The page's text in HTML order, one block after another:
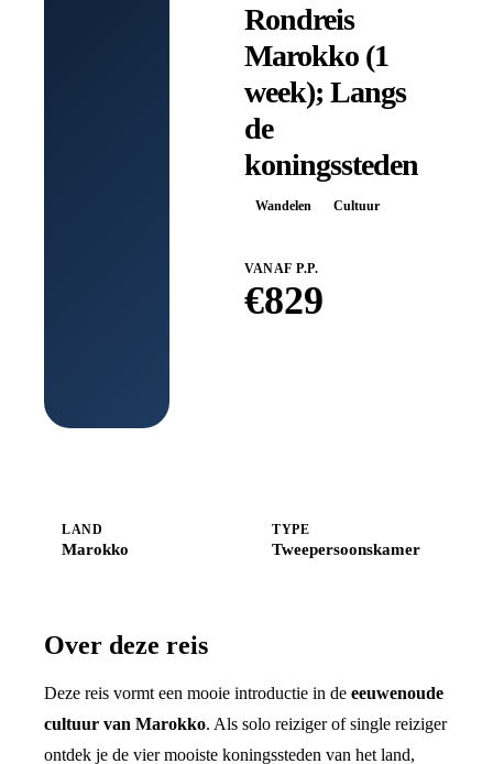
Rondreis
Marokko (1
week); Langs
de
koningssteden
Wandelen Cultuur
VANAF P.P.
€829
LAND
Marokko
TYPE
Tweepersoonskamer
Over deze reis
Deze reis vormt een mooie introductie in de eeuwenoude
cultuur van Marokko. Als solo reiziger of single reiziger
ontdek je de vier mooiste koningssteden van het land,